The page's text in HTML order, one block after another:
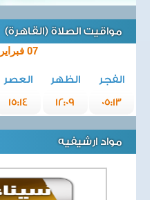
مواقيت الصلاة (القاهرة)
07 فبراير
الفجر الظهر العصر
05:13
12:09
15:14
مواد ارشيفيه